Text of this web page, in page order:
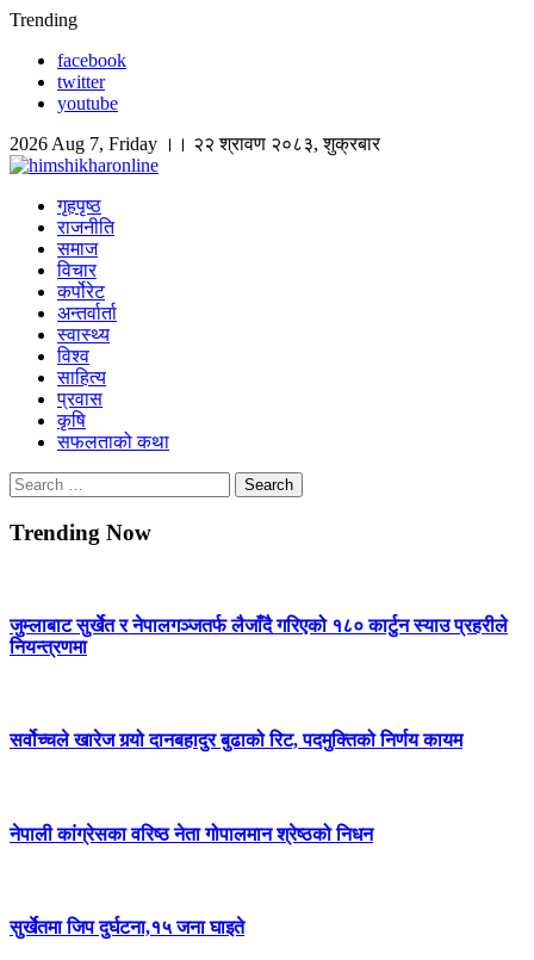
Skip
content
Trending
facebook
twitter
youtube
2026 Aug 7, Friday ।। २२ श्रावण २०८३, शुक्रबार
Himshikhar Online
गृहपृष्ठ
राजनीति
समाज
विचार
कर्पोरेट
अन्तर्वार्ता
स्वास्थ्य
विश्व
साहित्य
प्रवास
कृषि
सफलताको कथा
Search
for:
Trending Now
जुम्लाबाट सुर्खेत र नेपालगञ्जतर्फ लैजाँदै गरिएको १८० कार्टुन स्याउ प्रहरीले
नियन्त्रणमा
सर्वोच्चले खारेज गर्‍यो दानबहादुर बुढाको रिट, पदमुक्तिको निर्णय कायम
नेपाली कांग्रेसका वरिष्ठ नेता गोपालमान श्रेष्ठको निधन
सुर्खेतमा जिप दुर्घटना,१५ जना घाइते